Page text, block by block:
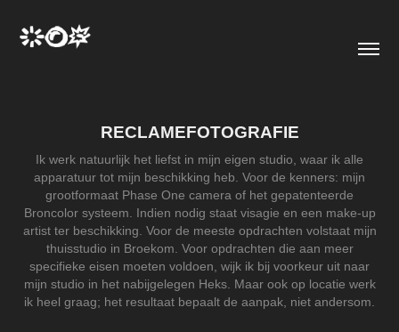
RECLAMEFOTOGRAFIE
Ik werk natuurlijk het liefst in mijn eigen studio, waar ik alle
apparatuur tot mijn beschikking heb. Voor de kenners: mijn
grootformaat Phase One camera of het gepatenteerde
Broncolor systeem. Indien nodig staat visagie en een make-up
artist ter beschikking. Voor de meeste opdrachten volstaat mijn
thuisstudio in Broekom. Voor opdrachten die aan meer
specifieke eisen moeten voldoen, wijk ik bij voorkeur uit naar
mijn studio in het nabijgelegen Heks. Maar ook op locatie werk
ik heel graag; het resultaat bepaalt de aanpak, niet andersom.